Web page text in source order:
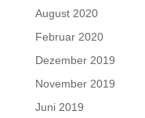
August 2020
Februar 2020
Dezember 2019
November 2019
Juni 2019